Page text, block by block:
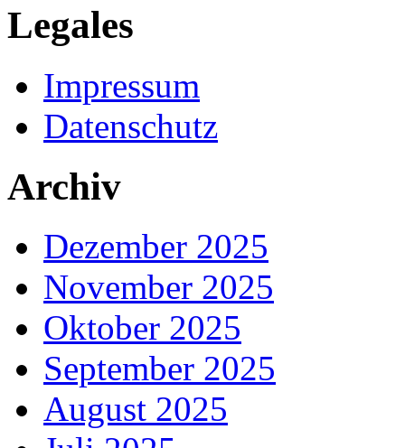
Legales
Impressum
Datenschutz
Archiv
Dezember 2025
November 2025
Oktober 2025
September 2025
August 2025